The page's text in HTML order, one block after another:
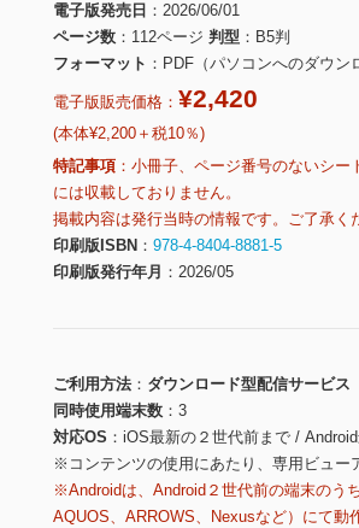
電子版発売日
2026/06/01
ページ数
112ページ 判型
B5判
フォーマット
PDF（パソコンへのダウン
電子版販売価格： ¥2,420
(本体¥2,200＋税10％)
特記事項
小冊子、ページ番号のないシー
には収載しておりません。
掲載内容は発行当時の情報です。ご了承く
印刷版ISBN
978-4-8404-8881-5
印刷版発行年月
2026/05
ご利用方法
ダウンロード型配信サービス
同時使用端末数
3
対応OS
iOS最新の２世代前まで /
※コンテンツの使用にあたり、専用ビュー
※Androidは、Android２世代前の端末のう
AQUOS、ARROWS、Nexusなど）にて動